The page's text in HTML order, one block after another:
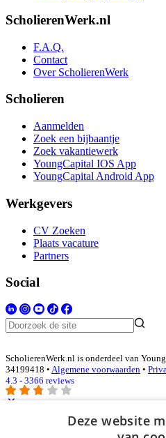
ScholierenWerk.nl
F.A.Q.
Contact
Over ScholierenWerk
Scholieren
Aanmelden
Zoek een bijbaantje
Zoek vakantiewerk
YoungCapital IOS App
YoungCapital Android App
Werkgevers
CV Zoeken
Plaats vacature
Partners
Social
ScholierenWerk.nl is onderdeel van
34199418 • Algemene voorwaarden •
4.3 - 3366 reviews
Inloggen als bedrijf
Deze website